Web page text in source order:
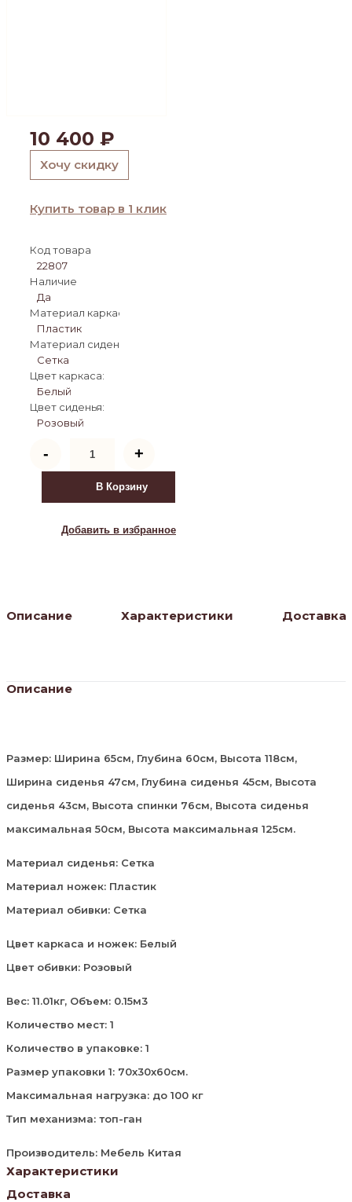
10 400 ₽
Хочу скидку
Купить товар в 1 клик
Код товара
22807
Наличие
Да
Материал каркаса:
Пластик
Материал сиденья:
Сетка
Цвет каркаса:
Белый
Цвет сиденья:
Розовый
-
товара
Компьютерное
кресло
Tilda
/
+
В Корзину
Добавить в избранное
Описание Характеристики Доставка
Описание
Размер: Ширина 65см, Глубина 60см, Высота 118см,
Ширина сиденья 47см, Глубина сиденья 45см, Высота
сиденья 43см, Высота спинки 76см, Высота сиденья
максимальная 50см, Высота максимальная 125см.
Материал сиденья: Сетка
Материал ножек: Пластик
Материал обивки: Сетка
Цвет каркаса и ножек: Белый
Цвет обивки: Розовый
Вес: 11.01кг, Объем: 0.15м3
Количество мест: 1
Количество в упаковке: 1
Размер упаковки 1: 70х30х60см.
Максимальная нагрузка: до 100 кг
Тип механизма: топ-ган
Производитель: Мебель Китая
Характеристики
Доставка